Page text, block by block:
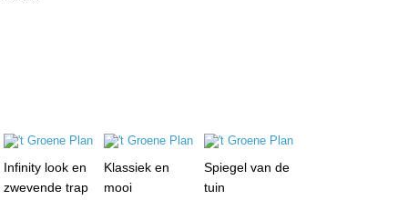
Infinity look en
zwevende trap
Klassiek en
mooi
Spiegel van de
tuin